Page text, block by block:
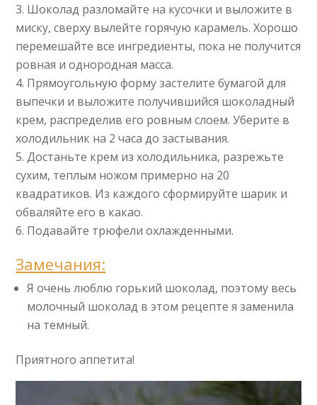
Шоколад разломайте на кусочки и выложите в
миску, сверху вылейте горячую карамель. Хорошо
перемешайте все ингредиенты, пока не получится
ровная и однородная масса.
Прямоугольную форму застелите бумагой для
выпечки и выложите получившийся шоколадный
крем, распределив его ровным слоем. Уберите в
холодильник на 2 часа до застывания.
Достаньте крем из холодильника, разрежьте
сухим, теплым ножом примерно на 20
квадратиков. Из каждого сформируйте шарик и
обваляйте его в какао.
Подавайте трюфели охлажденными.
Замечания:
Я очень люблю горький шоколад, поэтому весь
молочный шоколад в этом рецепте я заменила
на темный.
Приятного аппетита!